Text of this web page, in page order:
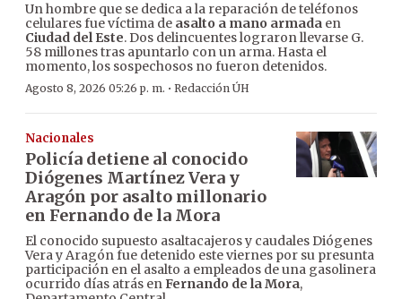
Un hombre que se dedica a la reparación de teléfonos
celulares fue víctima de asalto a mano armada en
Ciudad del Este. Dos delincuentes lograron llevarse G.
58 millones tras apuntarlo con un arma. Hasta el
momento, los sospechosos no fueron detenidos.
Agosto 8, 2026 05:26 p. m. · Redacción ÚH
Nacionales
Policía detiene al conocido
Diógenes Martínez Vera y
Aragón por asalto millonario
en Fernando de la Mora
El conocido supuesto asaltacajeros y caudales Diógenes
Vera y Aragón fue detenido este viernes por su presunta
participación en el asalto a empleados de una gasolinera
ocurrido días atrás enFernando de la Mora,